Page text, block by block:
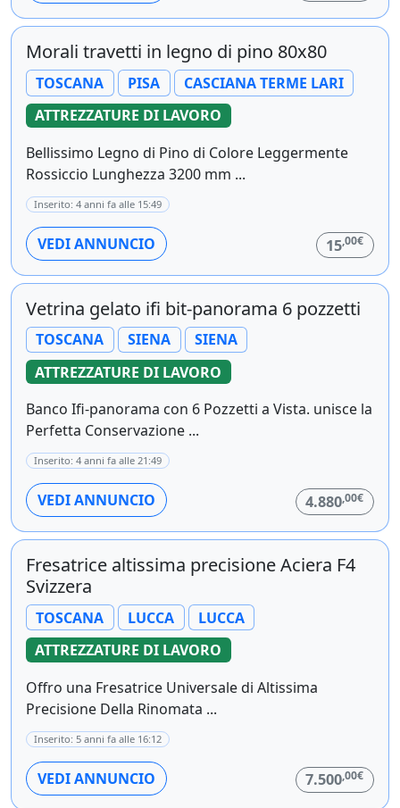
Morali travetti in legno di pino 80x80
TOSCANA PISA
CASCIANA TERME LARI
ATTREZZATURE DI LAVORO
Bellissimo Legno di Pino di Colore Leggermente
Rossiccio Lunghezza 3200 mm ...
Inserito: 4 anni fa alle 15:49
VEDI ANNUNCIO 15,00€
Vetrina gelato ifi bit-panorama 6 pozzetti
TOSCANA SIENA
SIENA
ATTREZZATURE DI LAVORO
Banco Ifi-panorama con 6 Pozzetti a Vista. unisce la
Perfetta Conservazione ...
Inserito: 4 anni fa alle 21:49
VEDI ANNUNCIO 4.880,00€
Fresatrice altissima precisione Aciera F4
Svizzera
TOSCANA LUCCA
LUCCA
ATTREZZATURE DI LAVORO
Offro una Fresatrice Universale di Altissima
Precisione Della Rinomata ...
Inserito: 5 anni fa alle 16:12
VEDI ANNUNCIO 7.500,00€